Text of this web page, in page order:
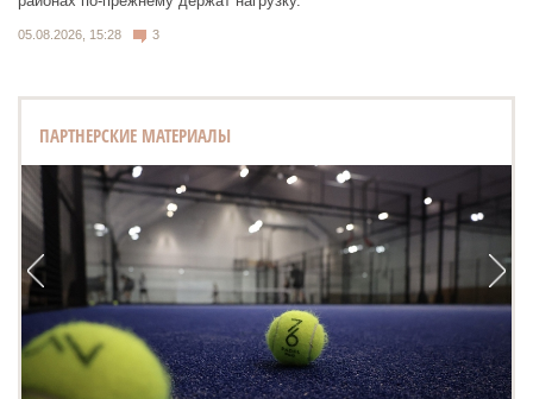
05.08.2026, 15:28 3
ПАРТНЕРСКИЕ МАТЕРИАЛЫ